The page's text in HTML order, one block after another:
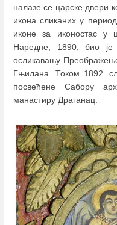
налазе се царске двери
икона сликаних у
иконе за иконостас у
Наредне, 1890, био
осликавању
Гњилана. Током 1892.
посвећене Сабору
манастиру Драганац.